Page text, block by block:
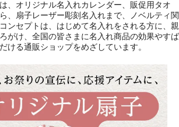
、オリジナル名入れカレンダー、販促用タオ
、扇子レーザー彫刻名入れまで、ノベルティ関
ンセプトは、はじめて名入れをされる方に、親
がけ、全国の皆さまに名入れ商品の効果やすば
ける通販ショップをめざしています。